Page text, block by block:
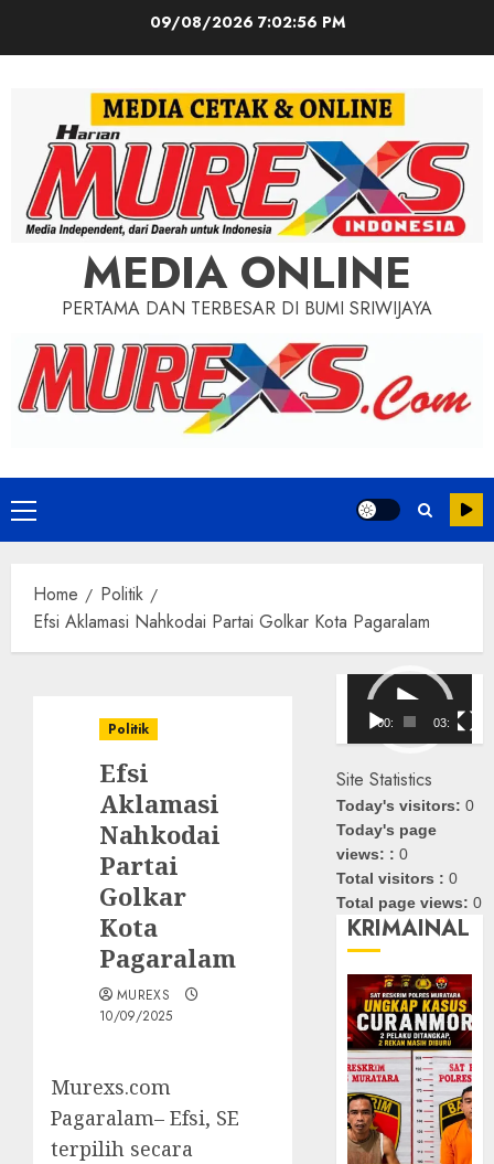
09/08/2026 7:02:58 PM
MEDIA ONLINE
PERTAMA DAN TERBESAR DI BUMI SRIWIJAYA
Primary
Menu
Home
Politik
Efsi Aklamasi Nahkodai Partai Golkar Kota Pagaralam
Politik
Efsi
Aklamasi
Nahkodai
Partai
Golkar
Kota
Pagaralam
MUREXS
10/09/2025
Murexs.com
Pagaralam– Efsi, SE
terpilih secara
Pemutar
Video
00:00 03:08
Site Statistics
Today's visitors:0
Today's page
views: :0
Total visitors :0
Total page views:0
KRIMAINAL